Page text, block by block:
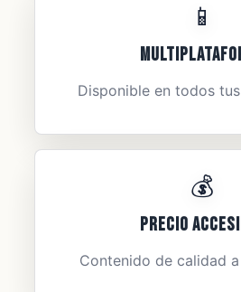
📱
Disponible en todos
💰
Precio
Contenido de calidad